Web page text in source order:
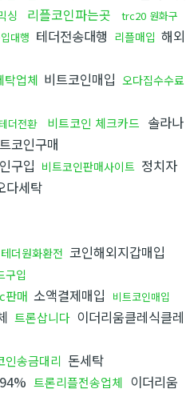
싱 리플코인파는곳
trc20 원화구
대행 테더전송대행 리플매입 해외
탁업체 비트코인매입 오다집수수료
더전환 비트코인 체크카드 솔라나
코인구매
구입 비트코인판매사이트 정치자
다세탁
테더원화환전 코인해외지갑매입
구입
판매 소액결제매입
비트코인매입
트론삽니다 이더리움클레식클레
인송금대리 돈세탁
트론리플전송업체 이더리움